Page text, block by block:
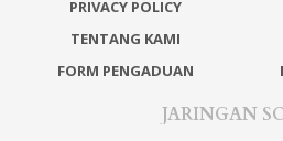
PRIVACY POLICY
TENTANG KAMI
FORM PENGADUAN
JARINGAN